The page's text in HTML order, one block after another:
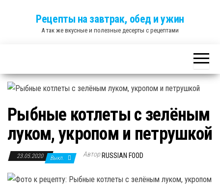
Рецепты на завтрак, обед и ужин
А так же вкусные и полезные десерты с рецептами
Рыбные котлеты с зелёным
луком, укропом и петрушкой
23.05.2020 Выкл. Автор RUSSIAN FOOD